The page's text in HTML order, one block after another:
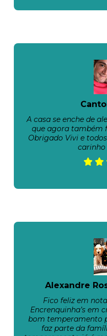
A casa se enche de
que agora também
Obrigado Vivi e
carinho
Alexandre
Fico feliz em
Encrenquinha’s em
bom temperamento
faz parte da